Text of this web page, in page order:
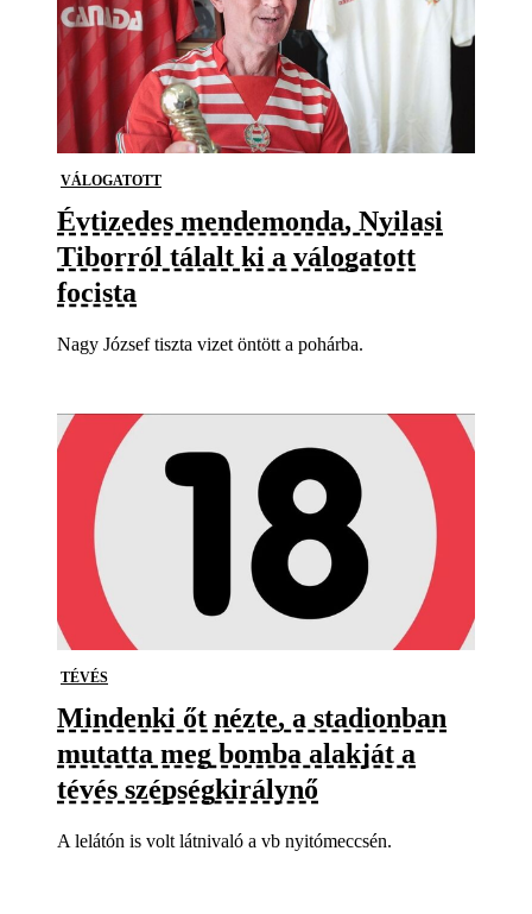
VÁLOGATOTT
Évtizedes mendemonda, Nyilasi
Tiborról tálalt ki a válogatott
focista
Nagy József tiszta vizet öntött a pohárba.
TÉVÉS
Mindenki őt nézte, a stadionban
mutatta meg bomba alakját a
tévés szépségkirálynő
A lelátón is volt látnivaló a vb nyitómeccsén.